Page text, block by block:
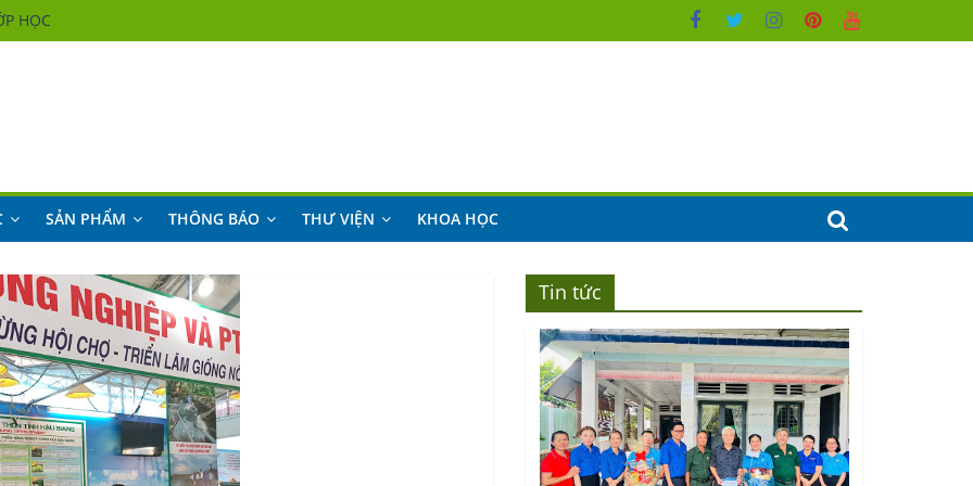
HỌC
HỌC
HỌC
SẢN PHẨM THÔNG BÁO THƯ VIỆN KHOA HỌC
Tin tức